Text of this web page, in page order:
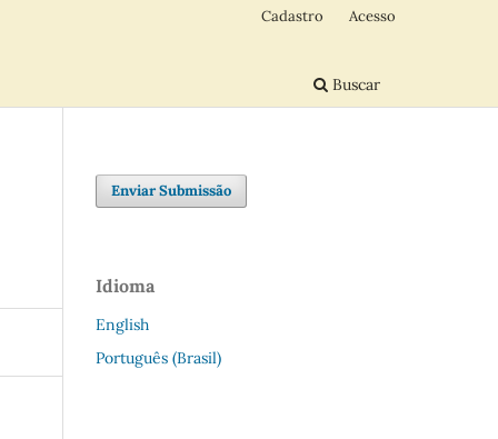
Buscar
Cadastro Acesso
Enviar Submissão
Idioma
English
Português (Brasil)